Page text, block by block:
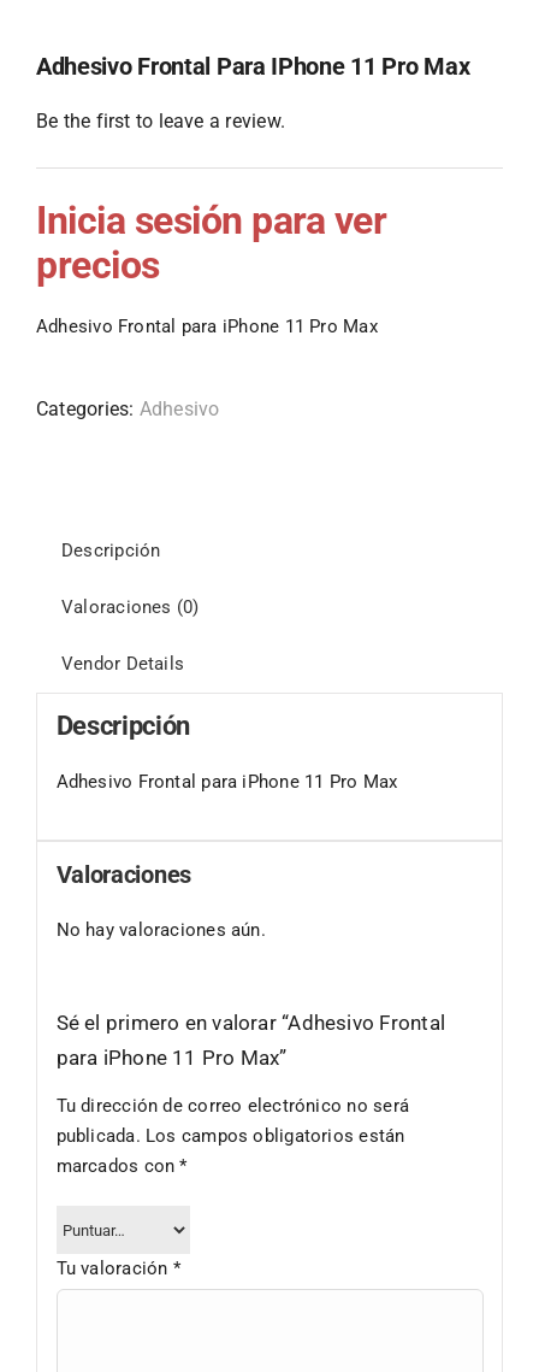
Adhesivo Frontal Para IPhone 11 Pro Max
Be the first to leave a review.
Inicia sesión para ver
precios
Adhesivo Frontal para iPhone 11 Pro Max
Categories: Adhesivo
Descripción
Valoraciones (0)
Vendor Details
Descripción
Adhesivo Frontal para iPhone 11 Pro Max
Valoraciones
No hay valoraciones aún.
Sé el primero en valorar “Adhesivo Frontal
para iPhone 11 Pro Max”
Tu dirección de correo electrónico no será
publicada. Los campos obligatorios están
marcados con*
Tu valoración *